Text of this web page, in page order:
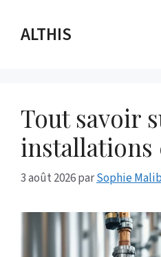
contenuALTHIS
Tout savoir
installations
3 août 2026parSophie